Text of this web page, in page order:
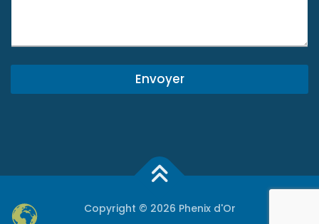
Envoyer
Copyright © 2026 Phenix d'Or